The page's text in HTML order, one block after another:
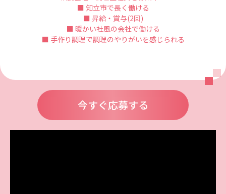
■ 知立市で長く働ける
■ 昇給・賞与(2回)
■ 暖かい社風の会社で働ける
■ 手作り調理で調理のやりがいを感じられる
今すぐ応募する